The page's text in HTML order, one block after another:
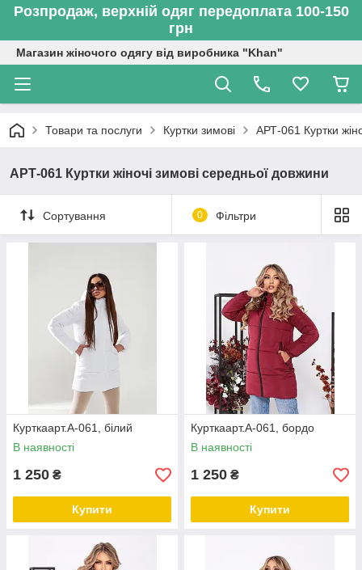
Розпродаж, верхній одяг передоплата 100-150
грн
Магазин жіночого одягу від виробника "Khan"
Товари та послуги Куртки зимові АРТ-061 Куртки
АРТ-061 Куртки жіночі зимові середньої довжини
Сортування 0 Фільтри
Курткаарт.А-061, білий
В наявності
1 250 ₴
Купити
Курткаарт.А-061, бордо
В наявності
1 250 ₴
Купити